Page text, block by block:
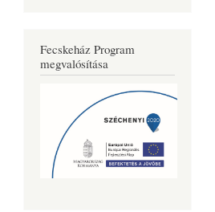
Fecskeház Program
megvalósítása